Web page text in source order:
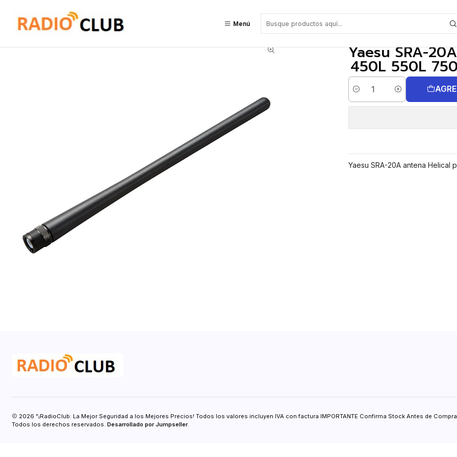
Menú
Accesorios equipos portátiles
Yaesu SRA-
450L 550L
Cantidad
Yaesu SRA-20A antena Helical
2026 "¡RadioClub: La Mejor Seguridad a los Mejores Precios! Todos los valores incluyen IVA con factura IMPORTANTE Confirma Stock Antes de
Todos los derechos reservados. Desarrollado por Jumpseller.